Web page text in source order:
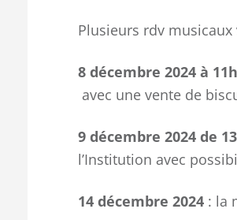
Plusieurs rdv
8 décembre 2024 à 11h
avec une vente de
9 décembre 2024 de
l’Institution avec
14 décembre 2024 : la